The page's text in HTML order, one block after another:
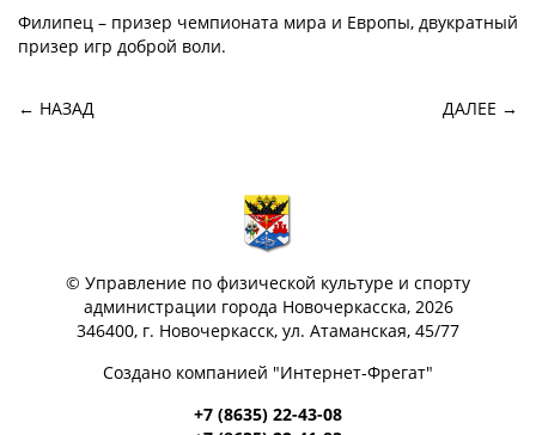
Филипец – призер чемпионата мира и Европы, двукратный
призер игр доброй воли.
← НАЗАД ДАЛЕЕ →
© Управление по физической культуре и спорту
администрации города Новочеркасска, 2026
346400, г. Новочеркасск, ул. Атаманская, 45/77
Создано компанией "Интернет‑Фрегат"
+7 (8635) 22-43-08